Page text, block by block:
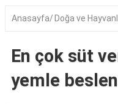
Seyahat
Oyun
Yaşam
Anasayfa Doğa ve
En çok süt
yemle